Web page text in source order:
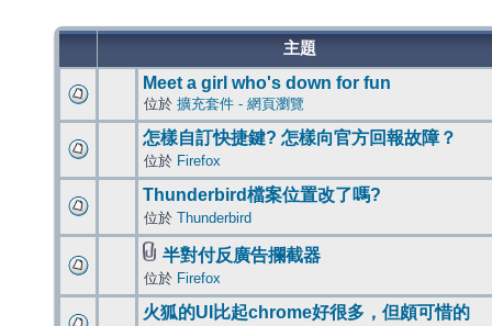
主題
Meet a girl who's down for fun
位於 擴充套件 - 網頁瀏覽
怎樣自訂快捷鍵? 怎樣向官方回報故障？
位於 Firefox
Thunderbird檔案位置改了嗎?
位於 Thunderbird
半對付反廣告攔截器
位於 Firefox
火狐的UI比起chrome好很多，但頗可惜的